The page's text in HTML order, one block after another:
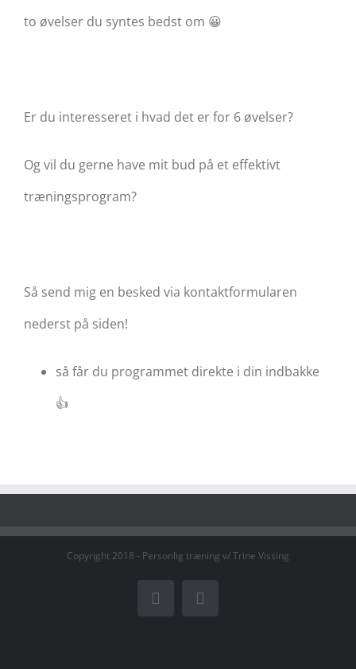
to øvelser du syntes bedst om 😀
Er du interesseret i hvad det er for 6 øvelser?
Og vil du gerne have mit bud på et effektivt
træningsprogram?
Så send mig en besked via kontaktformularen
nederst på siden!
så får du programmet direkte i din indbakke
👍
Copyright 2018 - Personlig træning v/ Trine Vissing
FacebookInstagram